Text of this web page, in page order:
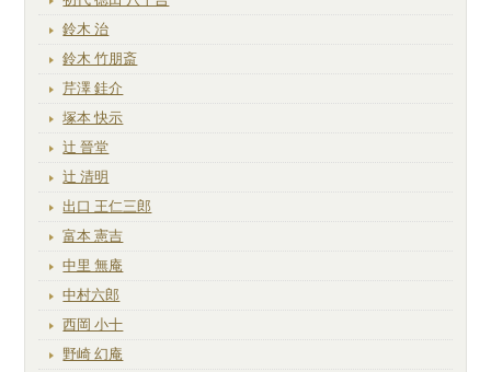
鈴木 治
鈴木 竹朋斎
芹澤 銈介
塚本 快示
辻 晉堂
辻 清明
出口 王仁三郎
富本 憲吉
中里 無庵
中村六郎
西岡 小十
野崎 幻庵